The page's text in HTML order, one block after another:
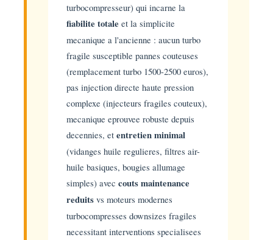
turbocompresseur) qui incarne la
fiabilite totale et la simplicite
mecanique a l'ancienne : aucun turbo
fragile susceptible pannes couteuses
(remplacement turbo 1500-2500 euros),
pas injection directe haute pression
complexe (injecteurs fragiles couteux),
mecanique eprouvee robuste depuis
decennies, et entretien minimal
(vidanges huile regulieres, filtres air-
huile basiques, bougies allumage
simples) avec couts maintenance
reduits vs moteurs modernes
turbocompresses downsizes fragiles
necessitant interventions specialisees